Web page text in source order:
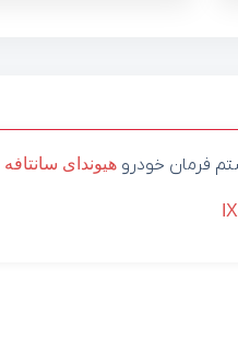
فرمان خودرو هیوندای سانتافه